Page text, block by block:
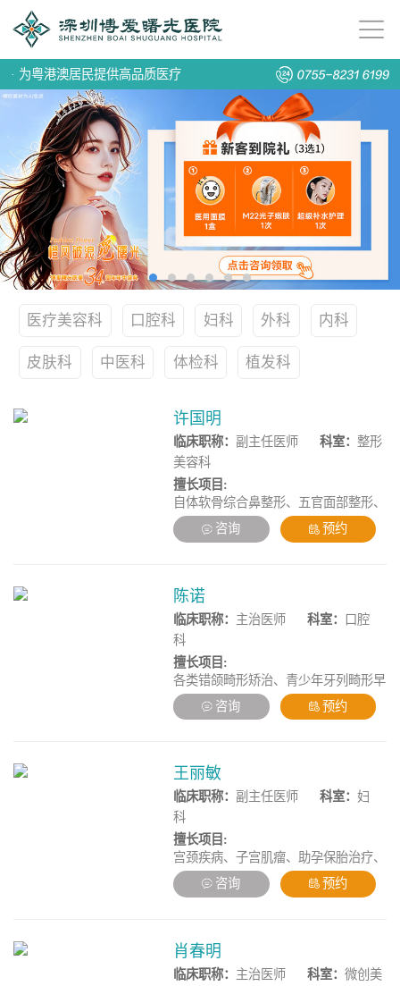
· 为粤港澳居民提供高品质医疗
医疗美容科 口腔科 妇科 外科 内科
皮肤科 中医科 体检科 植发科
许国明
临床职称： 副主任医师 科室： 整形
美容科
擅长项目:
自体软骨综合鼻整形、五官面部整形、
自体脂肪移植美容塑形、乳房整形及各
项失败手术修复术等。
咨询 预约
陈诺
临床职称： 主治医师 科室：
口腔
科
擅长项目:
各类错颌畸形矫治、青少年牙列畸形早
矫、前牙美学修复、数字化修复、牙体
牙髓病治疗、复杂牙周病综合治疗、疑
咨询 预约
王丽敏
临床职称： 副主任医师 科室：妇
科
擅长项目:
宫颈疾病、子宫肌瘤、助孕保胎治疗、
妇科常见病、复发性流产、多囊卵巢综
合征、输卵管疾病、子宫腺肌症、子宫
咨询 预约
肖春明
临床职称： 主治医师 科室：微创美